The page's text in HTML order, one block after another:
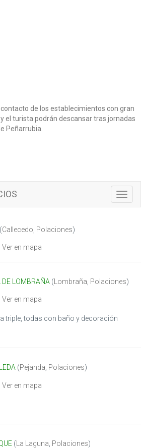
de los establecimientos con gran
el turista podrán descansar tras jornadas
Peñarrubia.
T
o
i
(Callecedo Polaciones)
Ver en mapa
DE LOMBRAÑA ( Lombraña Polaciones)
Ver en mapa
triple, todas con baño y decoración
(Pejanda, Polaciones)
Ver en mapa
( La Laguna Polaciones)